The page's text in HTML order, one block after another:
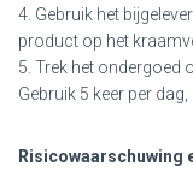
4. Gebruik het
product op het
5. Trek het ondergoed
Gebruik 5 keer per
Risicowaarschuwing